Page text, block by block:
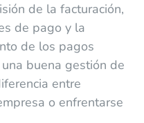
de la facturación,
de pago y la
de los pagos
buena gestión de
entre
o enfrentarse